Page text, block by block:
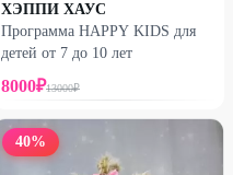
ХЭППИ ХАУС
Программа HAPPY KIDS для
детей от 7 до 10 лет
8000₽13000₽
40%